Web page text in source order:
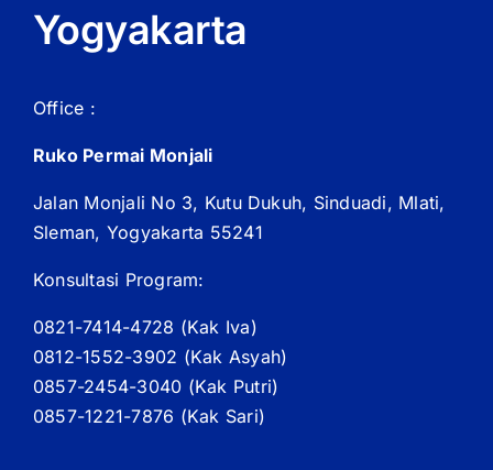
Yogyakarta
Office :
Ruko Permai Monjali
Jalan Monjali No 3, Kutu Dukuh, Sinduadi, Mlati,
Sleman, Yogyakarta 55241
Konsultasi Program:
0821-7414-4728 (Kak Iva)
0812-1552-3902 (Kak Asyah)
0857-2454-3040 (Kak Putri)
0857-1221-7876 (Kak Sari)